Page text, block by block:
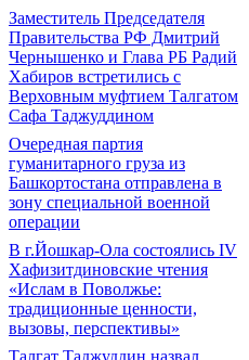
Заместитель Председателя
Правительства РФ Дмитрий
Чернышенко и Глава РБ Радий
Хабиров встретились с
Верховным муфтием Талгатом
Сафа Таджуддином
Очередная партия
гуманитарного груза из
Башкортостана отправлена в
зону специальной военной
операции
В г.Йошкар-Ола состоялись IV
Хафизитдиновские чтения
«Ислам в Поволжье:
традиционные ценности,
вызовы, перспективы»
Талгат Таджуддин назвал